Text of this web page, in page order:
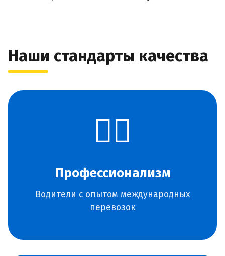
Наши стандарты качества
👨‍✈️
Профессионализм
Водители с опытом международных
перевозок